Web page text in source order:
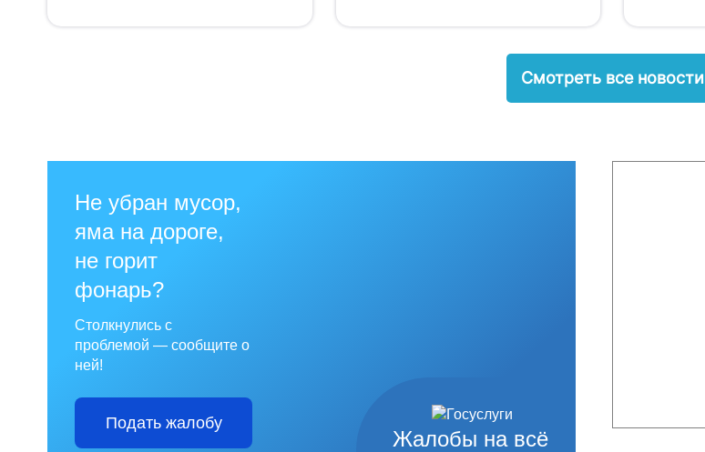
Смотреть все новости
Жалобы на всё
Не убран мусор,
яма на дороге,
не горит
фонарь?
Столкнулись с
проблемой — сообщите о
ней!
Подать жалобу